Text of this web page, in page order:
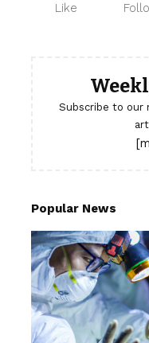
Like
Subscribe to
Popular News